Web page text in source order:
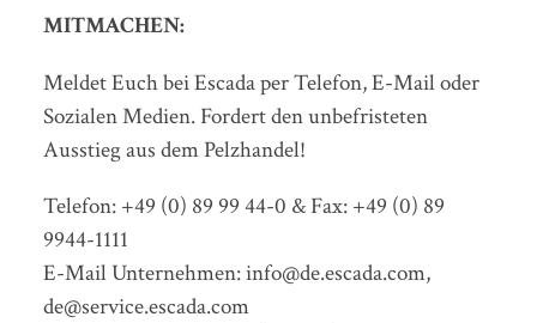
MITMACHEN:
Meldet Euch bei Escada per Telefon, E-Mail oder
Sozialen Medien. Fordert den unbefristeten
Ausstieg aus dem Pelzhandel!
Telefon: +49 (0) 89 99 44-0 & Fax: +49 (0) 89
9944-1111
E-Mail Unternehmen: info@de.escada.com,
de@service.escada.com